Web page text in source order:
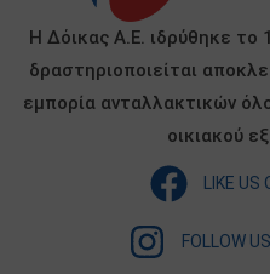
Η Δόικας Α.Ε. ιδρύθηκε το
δραστηριοποιείται
εμπορία ανταλλακτικών
οικιακού
LIKE
FOLLOW